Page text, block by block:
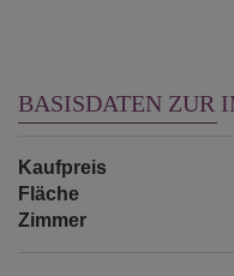
BASISDATEN ZUR
Kaufpreis
Fläche
Zimmer